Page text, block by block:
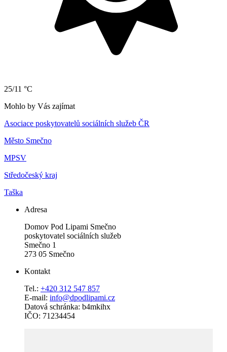
25/11 °C
Mohlo by Vás zajímat
Asociace poskytovatelů sociálních služeb ČR
Město Smečno
MPSV
Středočeský kraj
Taška
Adresa
Domov Pod Lipami Smečno
poskytovatel sociálních služeb
Smečno 1
273 05 Smečno
Kontakt
Tel.: +420 312 547 857
E-mail: info@dpodlipami.cz
Datová schránka: b4mkihx
IČO: 71234454